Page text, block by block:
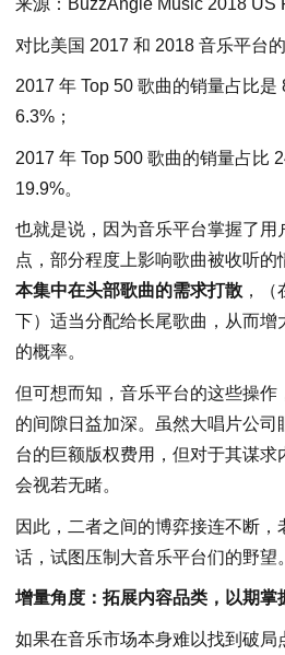
来源：BuzzAngle Music 2018 US
对比美国 2017 和 2018 音乐平台
2017 年 Top 50 歌曲的销量占比是
6.3%；
2017 年 Top 500 歌曲的销量占比
19.9%。
也就是说，因为音乐平台掌握了用
点，部分程度上影响歌曲被收听的
本集中在头部歌曲的需求打散 ，
下）适当分配给长尾歌曲，从而增
的概率。
但可想而知，音乐平台的这些操作
的间隙日益加深。虽然大唱片公
台的巨额版权费用，但对于其谋求
会视若无睹。
因此，二者之间的博弈接连不断
话，试图压制大音乐平台们的野望。
增量角度：拓展内容品类，以期掌
如果在音乐市场本身难以找到破局